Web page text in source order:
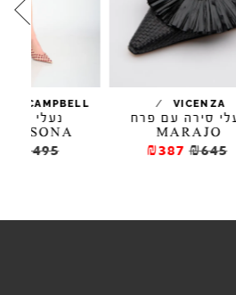
JEFFREY CAMPBELL
/
נעלי סירה עם
PERSONA נקוד